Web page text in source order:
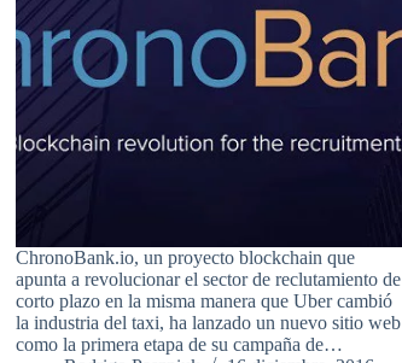
ChronoBank.io, un proyecto blockchain que
apunta a revolucionar el sector de reclutamiento de
corto plazo en la misma manera que Uber cambió
la industria del taxi, ha lanzado un nuevo sitio web
como la primera etapa de su campaña de…